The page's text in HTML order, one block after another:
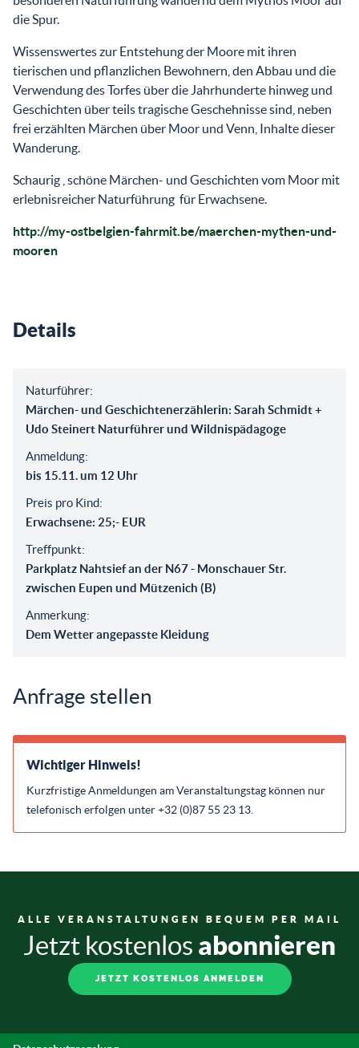
die Spur.
Wissenswertes zur Entstehung der Moore mit ihren
tierischen und pflanzlichen Bewohnern, den Abbau und die
Verwendung des Torfes über die Jahrhunderte hinweg und
Geschichten über teils tragische Geschehnisse sind, neben
frei erzählten Märchen über Moor und Venn, Inhalte dieser
Wanderung.
Schaurig , schöne Märchen- und Geschichten vom Moor mit
erlebnisreicher Naturführung für Erwachsene.
http://my-ostbelgien-fahrmit.be/maerchen-mythen-und-
mooren
Details
Naturführer:
Märchen- und Geschichtenerzählerin: Sarah Schmidt +
Udo Steinert Naturführer und Wildnispädagoge
Anmeldung:
bis 15.11. um 12 Uhr
Preis pro Kind:
Erwachsene: 25;- EUR
Treffpunkt:
Parkplatz Nahtsief an der N67 - Monschauer Str.
zwischen Eupen und Mützenich (B)
Anmerkung:
Dem Wetter angepasste Kleidung
Anfrage stellen
Wichtiger Hinweis!
Kurzfristige Anmeldungen am Veranstaltungstag können nur
telefonisch erfolgen unter +32 (0)87 55 23 13.
ALLE VERANSTALTUNGEN BEQUEM PER MAIL
Jetzt kostenlos abonnieren
JETZT KOSTENLOS ANMELDEN